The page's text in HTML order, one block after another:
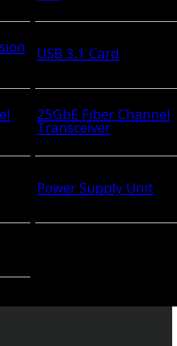
USB 3.1 Card
25GbE Fiber Channel
Transceiver
Power Supply Unit